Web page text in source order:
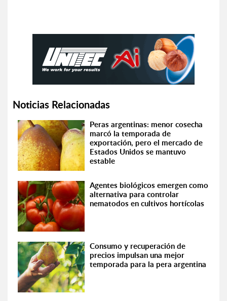
Noticias Relacionadas
Peras argentinas: menor cosecha
marcó la temporada de
exportación, pero el mercado de
Estados Unidos se mantuvo
estable
Agentes biológicos emergen como
alternativa para controlar
nematodos en cultivos hortícolas
Consumo y recuperación de
precios impulsan una mejor
temporada para la pera argentina